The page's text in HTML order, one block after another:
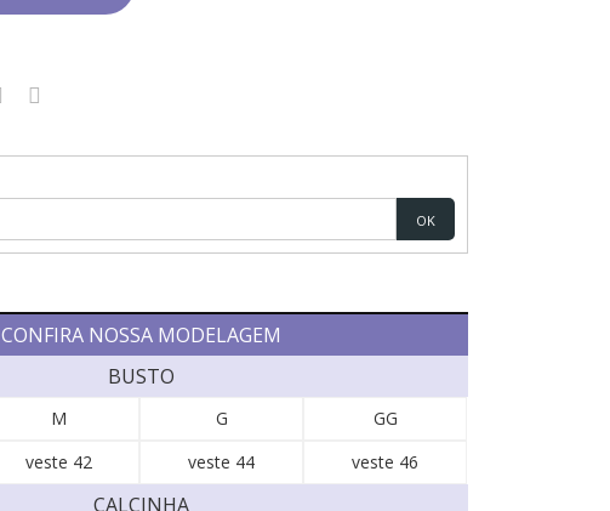
OK
CONFIRA NOSSA MODELAGEM
BUSTO
M G
GG
veste 42 veste 44 veste 46
CALCINHA